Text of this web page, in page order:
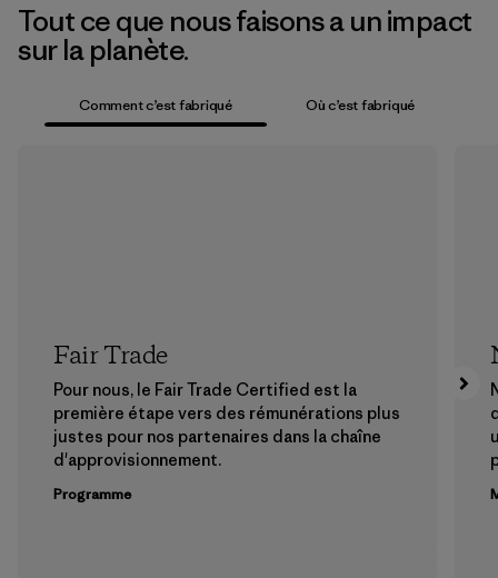
Tout ce que nous faisons a un impact
sur la planète.
Comment c’est fabriqué Où c’est fabriqué
Fair Trade
Pour nous, le Fair Trade Certified est la
première étape vers des rémunérations plus
justes pour nos partenaires dans la chaîne
d'approvisionnement.
Programme